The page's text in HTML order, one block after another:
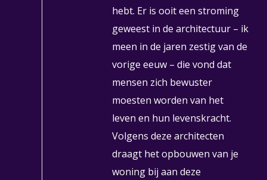
hebt. Er is ooit een stroming
geweest in de architectuur – ik
meen in de jaren zestig van de
vorige eeuw – die vond dat
mensen zich bewuster
moesten worden van het
leven en hun levenskracht.
Volgens deze architecten
draagt het opbouwen van je
woning bij aan deze